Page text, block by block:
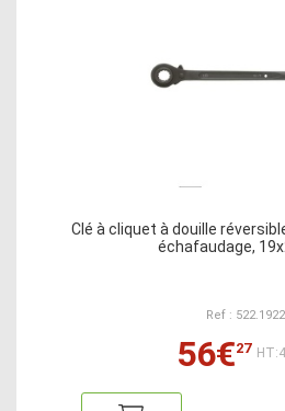
Clé à cliquet à douille
échafaudage,
Ref : 522.1922
56€27